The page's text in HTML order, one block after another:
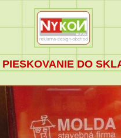
PIESKOVANIE DO